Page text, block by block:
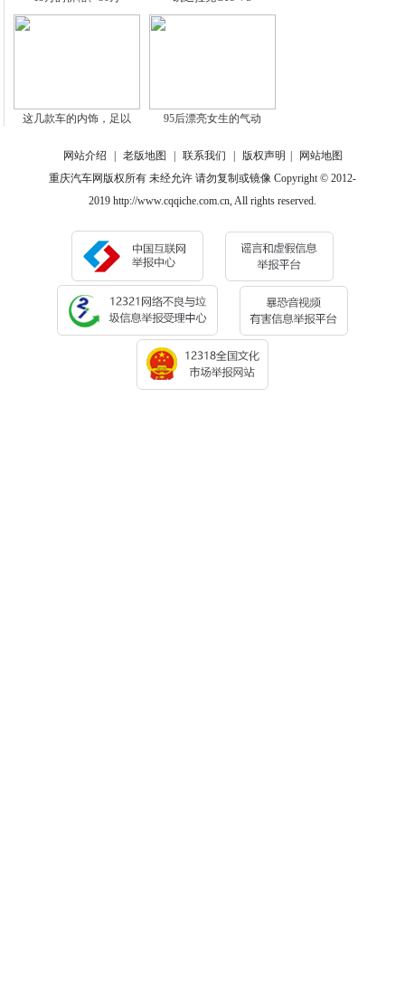
这几款车的内饰，足以 95后漂亮女生的气动
网站介绍 老版地图 联系我们 版权声明
网站地图
重庆汽车网版权所有 未经允许 请勿复制或镜像 Copyright © 2012-
2019 http://www.cqqiche.com.cn, All rights reserved.